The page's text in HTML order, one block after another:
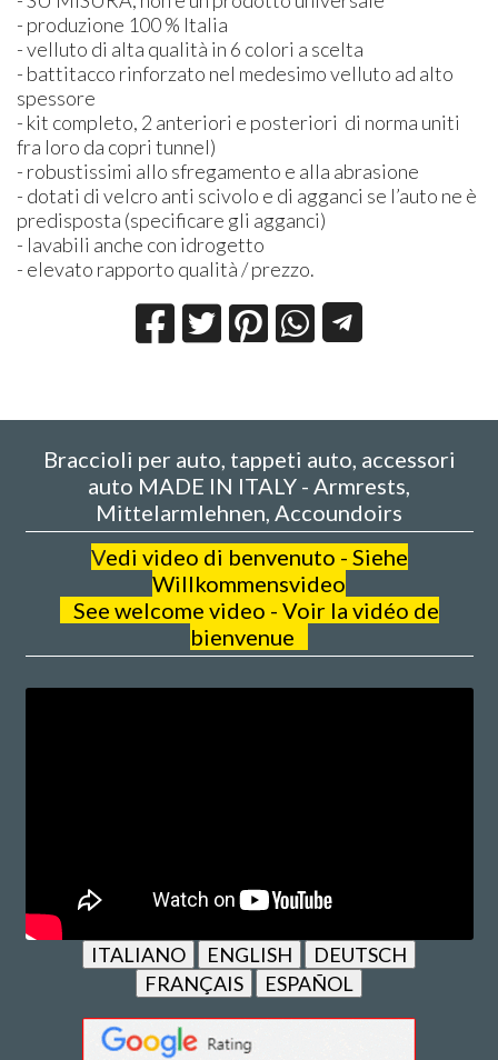
- produzione 100 % Italia
- velluto di alta qualità in 6 colori a scelta
- battitacco rinforzato nel medesimo velluto ad alto
spessore
- kit completo, 2 anteriori e posteriori di norma uniti
fra loro da copri tunnel)
- robustissimi allo sfregamento e alla abrasione
- dotati di velcro anti scivolo e di agganci se l’auto ne è
predisposta (specificare gli agganci)
- lavabili anche con idrogetto
- elevato rapporto qualità / prezzo.
Braccioli per auto, tappeti auto, accessori
auto MADE IN ITALY - Armrests,
Mittelarmlehnen, Accoundoirs
Vedi video di benvenuto - Siehe
Willkommensvideo
See welcome video - Voir la vidéo de
bienvenue
ITALIANO ENGLISH
DEUTSCH
FRANÇAIS
ESPAÑOL